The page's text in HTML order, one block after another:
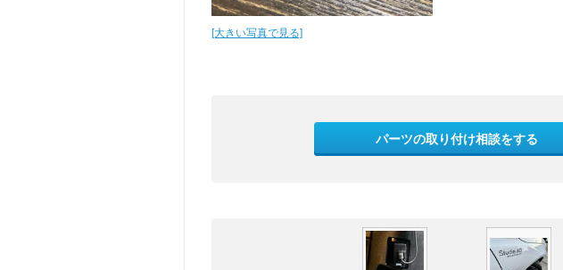
[大きい写真で見る]
パーツの取り付け相談をする